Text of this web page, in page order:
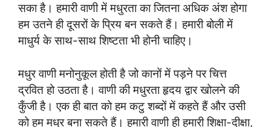
सका है। हमारी वाणी में मधुरता का जितना अधिक अंश होगा
हम उतने ही दूसरों के प्रिय बन सकते हैं। हमारी बोली में
माधुर्य के साथ-साथ शिष्टता भी होनी चाहिए।
मधुर वाणी मनोनुकूल होती है जो कानों में पड़ने पर चित्त
द्रवित हो उठता है। वाणी की मधुरता हृदय द्वार खोलने की
कुँजी है। एक ही बात को हम कटु शब्दों में कहते हैं और उसी
को हम मधुर बना सकते हैं। हमारी वाणी ही हमारी शिक्षा-दीक्षा,